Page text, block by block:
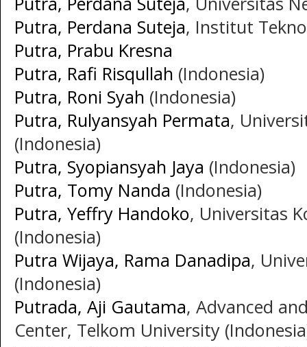
Putra, Perdana Suteja, Institut
Putra, Prabu Kresna
Putra, Rafi Risqullah (Indonesia)
Putra, Roni Syah (Indonesia)
Putra, Rulyansyah Permata,
(Indonesia)
Putra, Syopiansyah Jaya (Indonesia)
Putra, Tomy Nanda (Indonesia)
Putra, Yeffry Handoko, Universitas
(Indonesia)
Putra Wijaya, Rama Danadipa,
(Indonesia)
Putrada, Aji Gautama, Advanced
Center, Telkom University